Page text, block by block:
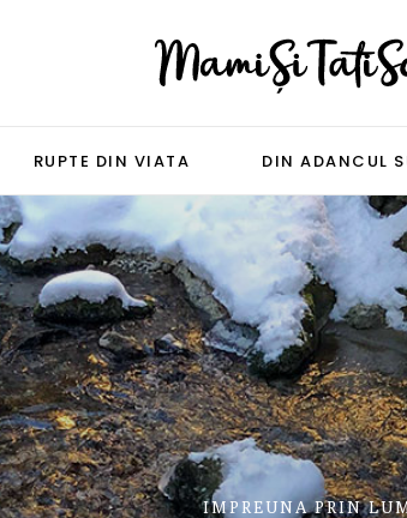
RUPTE DIN VIATA DIN ADANCUL
IMPREUNA PRIN